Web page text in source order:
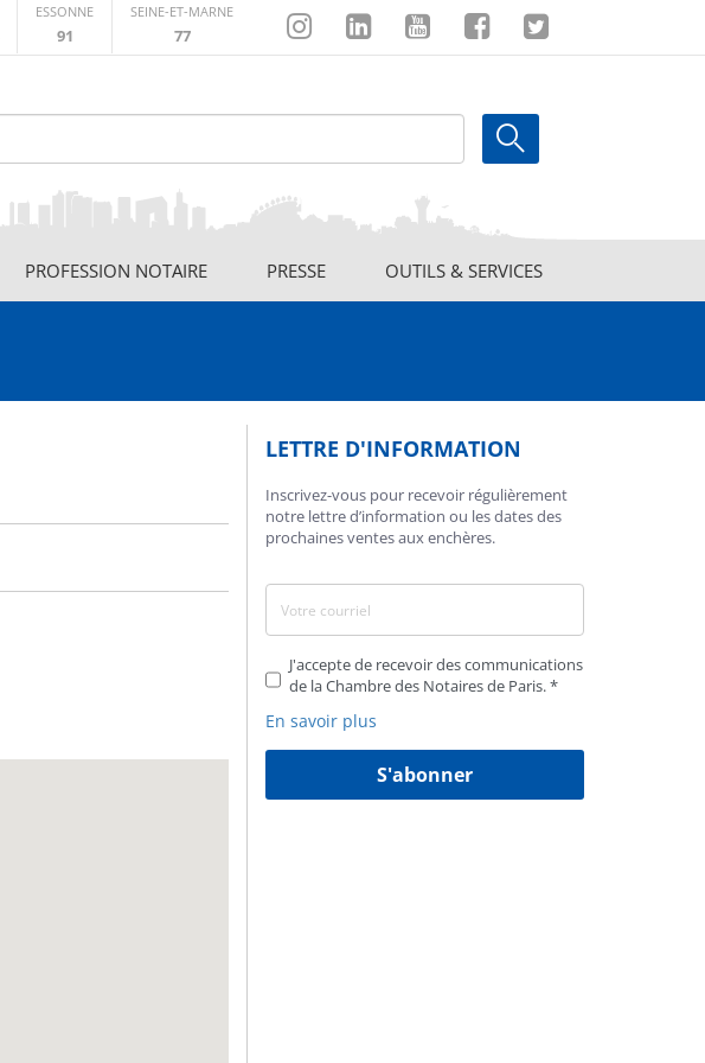
ESSONNE
91
SEINE-ET-MARNE
77
InstagramLinkedinYoutubeFacebookTwitter
PROFESSION NOTAIRE PRESSE OUTILS & SERVICES
LETTRE D'INFORMATION
Inscrivez-vous pour recevoir régulièrement
notre lettre d’information ou les dates des
prochaines ventes aux enchères.
J'accepte de recevoir des communications
de la Chambre des Notaires de Paris.
En savoir plus
S'abonner